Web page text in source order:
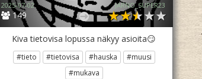
149
2025-07-02 JARNO_SUPER23
Kiva tietovisa lopussa näkyy asioita😏
#tieto #tietovisa #hauska
#muusi
#mukava